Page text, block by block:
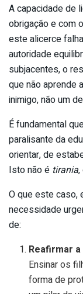
A capacidade de
obrigação e com
este alicerce
autoridade
subjacentes, o
que não aprende
inimigo, não um
É fundamental
paralisante da
orientar, de
Isto não é tirania,
O que este caso,
necessidade
de:
Reafirmar
Ensinar os
forma de